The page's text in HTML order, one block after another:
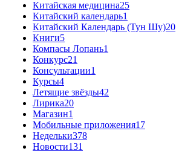
Китайская медицина25
Китайский календарь1
Китайский Календарь (Тун Шу)20
Книги5
Компасы Лопань1
Конкурс21
Консультации1
Курсы4
Летящие звёзды42
Лирика20
Магазин1
Мобильные приложения17
Недельки378
Новости131